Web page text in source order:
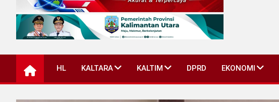
Teropong Kaltara
HL KALTARA KALTIM DPRD EKONOMI